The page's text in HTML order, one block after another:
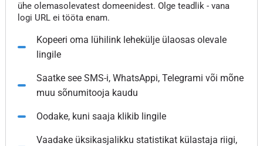
ühe olemasolevatest domeenidest. Olge teadlik - vana
logi URL ei tööta enam.
Kopeeri oma lühilink lehekülje ülaosas olevale
lingile
Saatke see SMS-i, WhatsAppi, Telegrami või mõne
muu sõnumitooja kaudu
Oodake, kuni saaja klikib lingile
Vaadake üksikasjalikku statistikat külastaja riigi,